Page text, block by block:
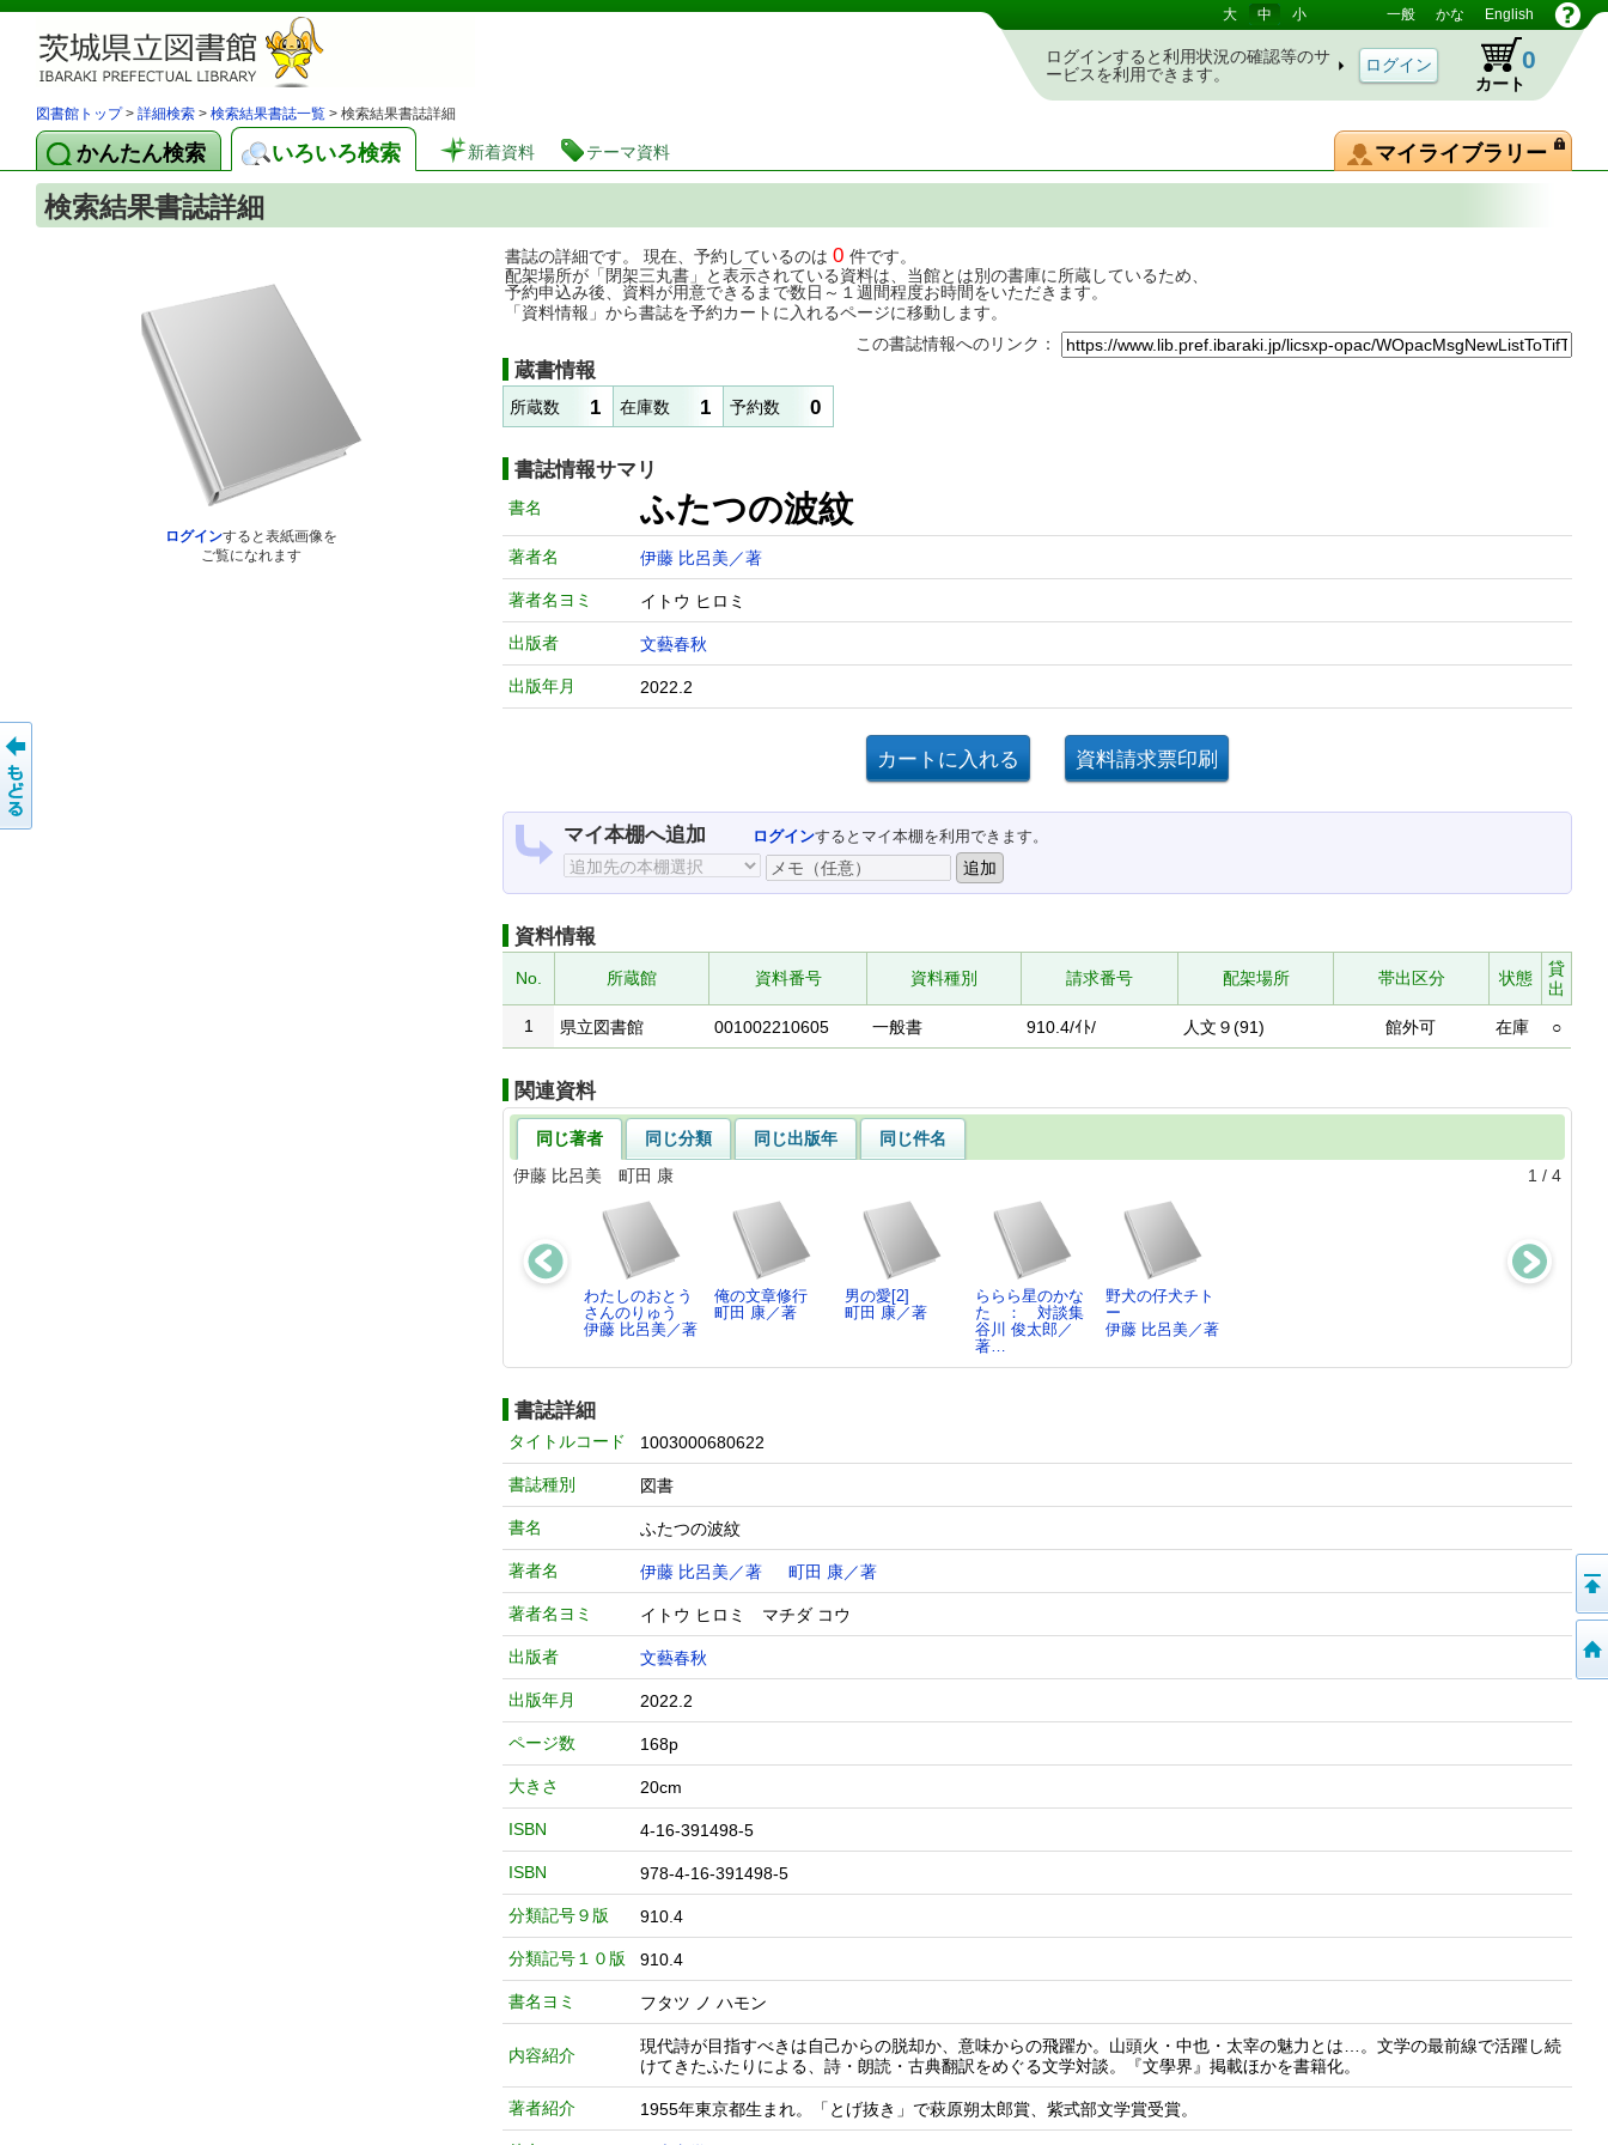
茨城県立図書館 蔵書検索・予約システム 大 中 小 一般 かな English
ログインすると利用状況の確認等のサ
ービスを利用できます。
カート
0
図書館トップ> 詳細検索 > 検索結果書誌一覧 > 検索結果書誌詳細
かんたん検索 いろいろ検索 新着資料 テーマ資料 マイライブラリー
検索結果書誌詳細
ログインすると表紙画像を
ご覧になれます
書誌の詳細です。 現在、予約しているのは 0 件です。
配架場所が「閉架三丸書」と表示されている資料は、当館とは別の書庫に所蔵しているため、
予約申込み後、資料が用意できるまで数日～１週間程度お時間をいただきます。
「資料情報」から書誌を予約カートに入れるページに移動します。
この書誌情報へのリンク：
蔵書情報
所蔵数 1 在庫数 1 予約数 0
書誌情報サマリ
書名 ふたつの波紋
著者名 伊藤 比呂美／著
著者名ヨミ イトウ ヒロミ
出版者 文藝春秋
出版年月 2022.2
マイ本棚へ追加 ログインするとマイ本棚を利用できます。
資料情報
No. 所蔵館 資料番号 資料種別 請求番号 配架場所 帯出区分 状態
貸
出
1
県立図書館 001002210605 一般書 910.4/ｲﾄ/ 人文９(91) 館外可 在庫 ○
関連資料
同じ著者 同じ分類 同じ出版年
同じ件名
伊藤 比呂美 町田 康
1 / 4
わたしのおとう
さんのりゅう
伊藤 比呂美／著
俺の文章修行
町田 康／著
男の愛[2]
町田 康／著
ららら星のかな
た ： 対談集
谷川 俊太郎／
著…
野犬の仔犬チト
ー
伊藤 比呂美／著
書誌詳細
タイトルコード 1003000680622
書誌種別 図書
書名 ふたつの波紋
著者名 伊藤 比呂美／著 町田 康／著
著者名ヨミ イトウ ヒロミ マチダ コウ
出版者 文藝春秋
出版年月 2022.2
ページ数 168p
大きさ 20cm
ISBN 4-16-391498-5
ISBN 978-4-16-391498-5
分類記号９版 910.4
分類記号１０版 910.4
書名ヨミ フタツ ノ ハモン
内容紹介
現代詩が目指すべきは自己からの脱却か、意味からの飛躍か。山頭火・中也・太宰の魅力とは…。文学の最前線で活躍し続
けてきたふたりによる、詩・朗読・古典翻訳をめぐる文学対談。『文學界』掲載ほかを書籍化。
著者紹介 1955年東京都生まれ。「とげ抜き」で萩原朔太郎賞、紫式部文学賞受賞。